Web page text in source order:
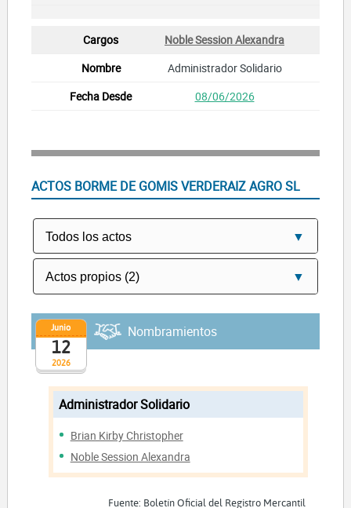
Noble Session Alexandra
Administrador Solidario
08/06/2026
ACTOS BORME DE GOMIS VERDERAIZ AGRO SL
2026
Junio
12
Nombramientos
Administrador Solidario
Brian Kirby Christopher
Noble Session Alexandra
Fuente: Boletín Oficial del Registro Mercantil